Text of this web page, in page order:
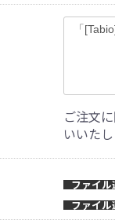
ご注文
いいたし
ファイル
ファイル